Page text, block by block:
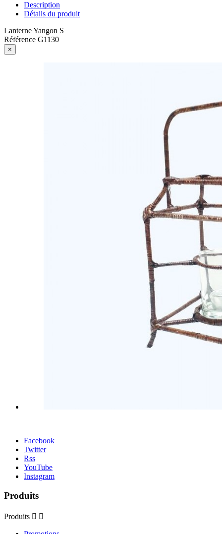
Description
Détails du produit
Lanterne Yangon S
Référence G1130
×
Facebook
Twitter
Rss
YouTube
Instagram
Produits
Produits  